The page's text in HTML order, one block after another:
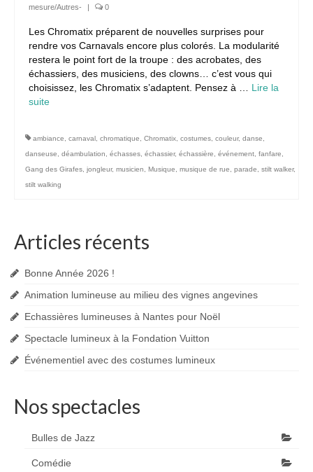
mesure/Autres-
| 0
Les Chromatix préparent de nouvelles surprises pour
rendre vos Carnavals encore plus colorés. La modularité
restera le point fort de la troupe : des acrobates, des
échassiers, des musiciens, des clowns… c’est vous qui
choisissez, les Chromatix s’adaptent. Pensez à … Lire la
suite­­
ambiance carnaval chromatique Chromatix costumes couleur, danse
danseuse
déambulation échasses échassier, échassière événement fanfare
Gang des Girafes jongleur, musicien Musique musique de rue parade stilt walker,
stilt walking
Articles récents
Bonne Année 2026 !
Animation lumineuse au milieu des vignes angevines
Echassières lumineuses à Nantes pour Noël
Spectacle lumineux à la Fondation Vuitton
Événementiel avec des costumes lumineux
Nos spectacles
Bulles de Jazz
Comédie